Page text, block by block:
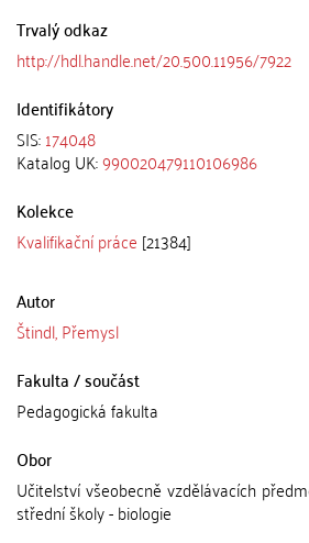
Trvalý odkaz
http://hdl.handle.net/20.500.11956/7922
Identifikátory
SIS:174048
Katalog UK:990020479110106986
Kolekce
Kvalifikační práce [21384]
Autor
Štindl, Přemysl
Fakulta / součást
Pedagogická fakulta
Obor
Učitelství všeobecně vzdělávacích
střední školy - biologie